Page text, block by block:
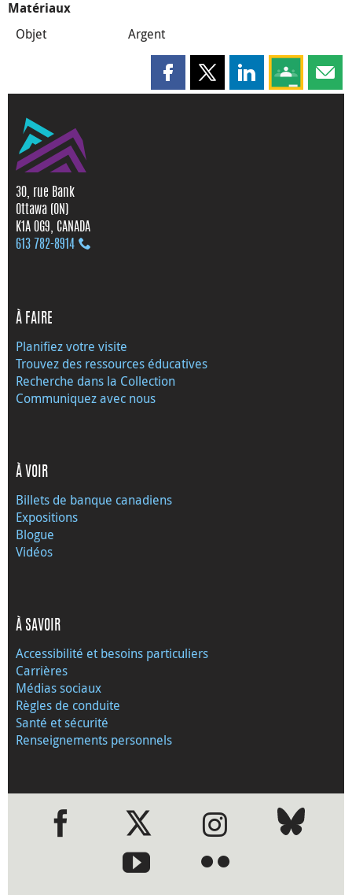
Matériaux
Objet Argent
Partager cette page sur
Partager cette page sur X
Partager cette
Partagez
30, rue Bank
Ottawa (ON)
K1A 0G9, CANADA
613 782‑8914
À FAIRE
Planifiez votre visite
Trouvez des ressources éducatives
Recherche dans la Collection
Communiquez avec nous
À VOIR
Billets de banque canadiens
Expositions
Blogue
Vidéos
À SAVOIR
Accessibilité et besoins particuliers
Carrières
Médias sociaux
Règles de conduite
Santé et sécurité
Renseignements personnels
●●